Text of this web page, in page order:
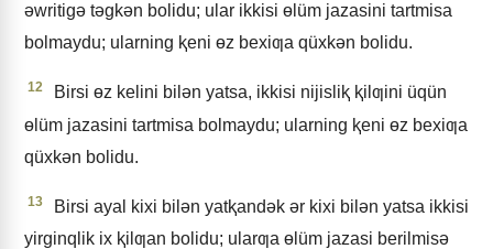
ǝwritigǝ tǝgkǝn bolidu; ular ikkisi ɵlüm jazasini tartmisa
bolmaydu; ularning ⱪeni ɵz bexiƣa qüxkǝn bolidu.
12
Birsi ɵz kelini bilǝn yatsa, ikkisi nijisliⱪ ⱪilƣini üqün
ɵlüm jazasini tartmisa bolmaydu; ularning ⱪeni ɵz bexiƣa
qüxkǝn bolidu.
13
Birsi ayal kixi bilǝn yatⱪandǝk ǝr kixi bilǝn yatsa ikkisi
yirginqlik ix ⱪilƣan bolidu; ularƣa ɵlüm jazasi berilmisǝ